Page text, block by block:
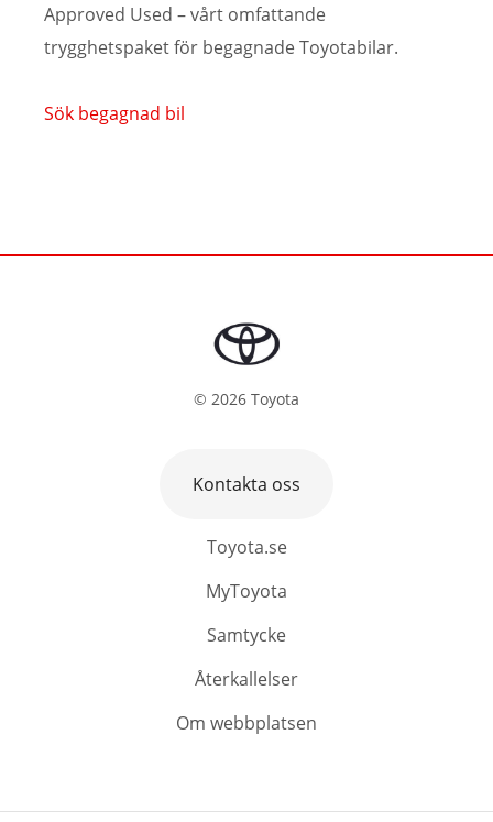
Approved Used – vårt omfattande
trygghetspaket för begagnade Toyotabilar.
Sök begagnad bil
© 2026 Toyota
Toyota.se
MyToyota
Samtycke
Återkallelser
Om webbplatsen
Kontakta oss